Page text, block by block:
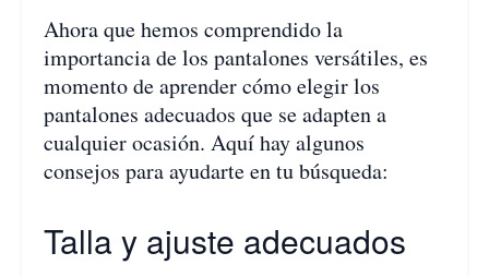
Ahora que hemos comprendido la
importancia de los pantalones versátiles, es
momento de aprender cómo elegir los
pantalones adecuados que se adapten a
cualquier ocasión. Aquí hay algunos
consejos para ayudarte en tu búsqueda:
Talla y ajuste adecuados